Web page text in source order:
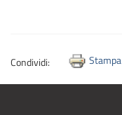
Condividi: Stampa